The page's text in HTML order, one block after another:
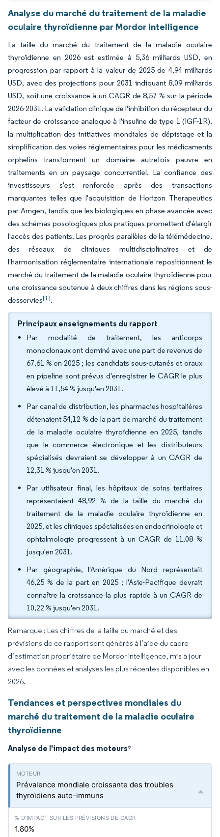
Analyse du marché du traitement de la maladie
oculaire thyroïdienne par Mordor Intelligence
La taille du marché du traitement de la maladie oculaire
thyroïdienne en 2026 est estimée à 5,36 milliards USD, en
progression par rapport à la valeur de 2025 de 4,94 milliards
USD, avec des projections pour 2031 indiquant 8,09 milliards
USD, soit une croissance à un CAGR de 8,57 % sur la période
2026-2031. La validation clinique de l'inhibition du récepteur du
facteur de croissance analogue à l'insuline de type 1 (IGF-1R),
la multiplication des initiatives mondiales de dépistage et la
simplification des voies réglementaires pour les médicaments
orphelins transforment un domaine autrefois pauvre en
traitements en un paysage concurrentiel. La confiance des
investisseurs s'est renforcée après des transactions
marquantes telles que l'acquisition de Horizon Therapeutics
par Amgen, tandis que les biologiques en phase avancée avec
des schémas posologiques plus pratiques promettent d'élargir
l'accès des patients. Les progrès parallèles de la télémédecine,
des réseaux de cliniques multidisciplinaires et de
l'harmonisation réglementaire internationale repositionnent le
marché du traitement de la maladie oculaire thyroïdienne pour
une croissance soutenue à deux chiffres dans les régions sous-
desservies[1].
Principaux enseignements du rapport
Par modalité de traitement, les anticorps
monoclonaux ont dominé avec une part de revenus de
67,61 % en 2025 ; les candidats sous-cutanés et oraux
en pipeline sont prévus d'enregistrer le CAGR le plus
élevé à 11,54 % jusqu'en 2031.
Par canal de distribution, les pharmacies hospitalières
détenaient 54,12 % de la part de marché du traitement
de la maladie oculaire thyroïdienne en 2025, tandis
que le commerce électronique et les distributeurs
spécialisés devraient se développer à un CAGR de
12,31 % jusqu'en 2031.
Par utilisateur final, les hôpitaux de soins tertiaires
représentaient 48,92 % de la taille du marché du
traitement de la maladie oculaire thyroïdienne en
2025, et les cliniques spécialisées en endocrinologie et
ophtalmologie progressent à un CAGR de 11,08 %
jusqu'en 2031.
Par géographie, l'Amérique du Nord représentait
46,25 % de la part en 2025 ; l'Asie-Pacifique devrait
connaître la croissance la plus rapide à un CAGR de
10,22 % jusqu'en 2031.
Remarque : Les chiffres de la taille du marché et des
prévisions de ce rapport sont générés à l’aide du cadre
d’estimation propriétaire de Mordor Intelligence, mis à jour
avec les données et analyses les plus récentes disponibles en
2026.
Tendances et perspectives mondiales du
marché du traitement de la maladie oculaire
thyroïdienne
Analyse de l'impact des moteurs*
Prévalence mondiale croissante des troubles
thyroïdiens auto-immuns
1.80%